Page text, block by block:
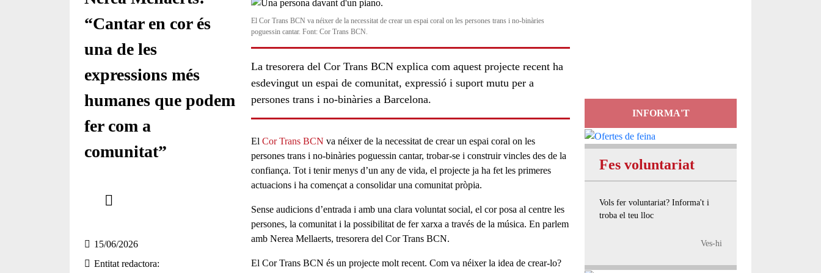
“Cantar en cor és
una de les
expressions més
humanes que podem
fer com a
comunitat”
15/06/2026
Entitat redactora
El Cor Trans BCN va néixer de la necessitat de crear un espai coral on les persones trans i no-binàries
poguessin cantar. Font: Cor Trans BCN.
La tresorera del Cor Trans BCN explica com aquest projecte recent ha
esdevingut un espai de comunitat, expressió i suport mutu per a
persones trans i no-binàries a Barcelona.
El Cor Trans BCN va néixer de la necessitat de crear un espai coral on les
persones trans i no-binàries poguessin cantar, trobar-se i construir vincles des de la
confiança. Tot i tenir menys d’un any de vida, el projecte ja ha fet les primeres
actuacions i ha començat a consolidar una comunitat pròpia.
Sense audicions d’entrada i amb una clara voluntat social, el cor posa al centre les
persones, la comunitat i la possibilitat de fer xarxa a través de la música. En parlem
amb Nerea Mellaerts, tresorera del Cor Trans BCN.
El Cor Trans BCN és un projecte molt recent. Com va néixer la idea de crear-lo?
INFORMA'T
Fes voluntariat
Vols fer voluntariat? Informa't i
troba el teu lloc
Ves-hi